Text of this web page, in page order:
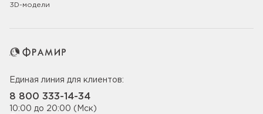
3D-модели
Единая линия для клиентов:
8 800 333-14-34
10:00 до 20:00 (Мск)